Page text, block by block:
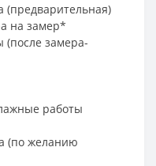
(предварительная)
на замер*
(после замера-
работы
(по желанию